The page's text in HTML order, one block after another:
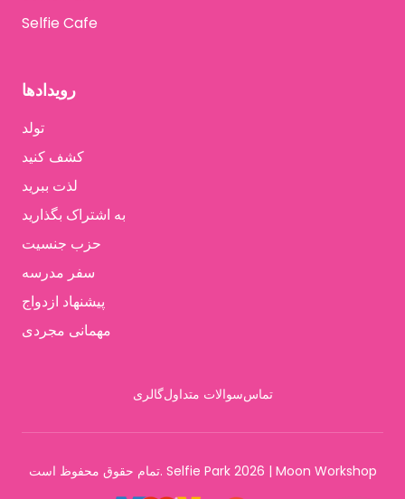
Selfie Cafe
رویدادها
تولد
کشف کنید
لذت ببرید
به اشتراک بگذارید
حزب جنسیت
سفر مدرسه
پیشنهاد ازدواج
مهمانی مجردی
گالریسوالات متداولتماس
تمام حقوق محفوظ است. Selfie Park 2026 | Moon Workshop